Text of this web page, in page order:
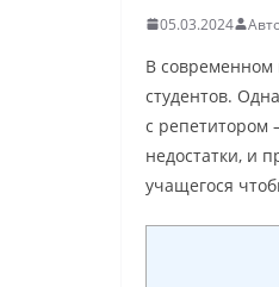
05.03.2024
В современном
студентов.
с репетитором
недостатки, и
учащегося